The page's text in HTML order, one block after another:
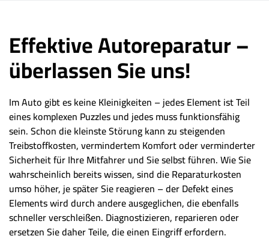
Effektive Autoreparatur –
überlassen Sie uns!
Im Auto gibt es keine Kleinigkeiten – jedes Element ist Teil
eines komplexen Puzzles und jedes muss funktionsfähig
sein. Schon die kleinste Störung kann zu steigenden
Treibstoffkosten, vermindertem Komfort oder verminderter
Sicherheit für Ihre Mitfahrer und Sie selbst führen. Wie Sie
wahrscheinlich bereits wissen, sind die Reparaturkosten
umso höher, je später Sie reagieren – der Defekt eines
Elements wird durch andere ausgeglichen, die ebenfalls
schneller verschleißen. Diagnostizieren, reparieren oder
ersetzen Sie daher Teile, die einen Eingriff erfordern.